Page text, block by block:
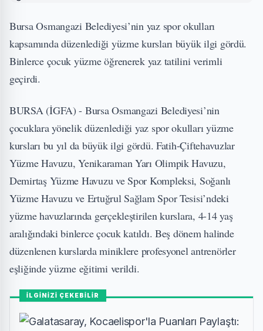
Bursa Osmangazi Belediyesi’nin yaz spor okulları
kapsamında düzenlediği yüzme kursları büyük ilgi gördü.
Binlerce çocuk yüzme öğrenerek yaz tatilini verimli
geçirdi.
BURSA (İGFA) - Bursa Osmangazi Belediyesi’nin
çocuklara yönelik düzenlediği yaz spor okulları yüzme
kursları bu yıl da büyük ilgi gördü. Fatih-Çiftehavuzlar
Yüzme Havuzu, Yenikaraman Yarı Olimpik Havuzu,
Demirtaş Yüzme Havuzu ve Spor Kompleksi, Soğanlı
Yüzme Havuzu ve Ertuğrul Sağlam Spor Tesisi’ndeki
yüzme havuzlarında gerçekleştirilen kurslara, 4-14 yaş
aralığındaki binlerce çocuk katıldı. Beş dönem halinde
düzenlenen kurslarda miniklere profesyonel antrenörler
eşliğinde yüzme eğitimi verildi.
İLGİNİZİ ÇEKEBİLİR